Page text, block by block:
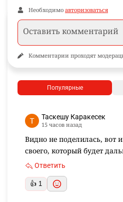
Необходимо авторизоваться
Комментарии проходят
Популярные
Таскешу Каракесек
15 часов назад
Видно не поделилась, вот
своего, который будет
Ответить
👍 1